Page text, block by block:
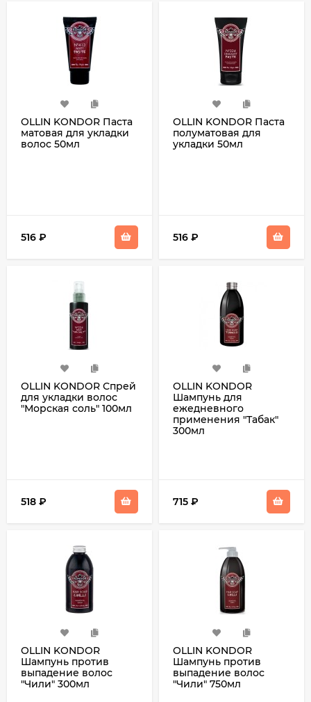
OLLIN KONDOR Паста
матовая для укладки
волос 50мл
516 ₽
OLLIN KONDOR Паста
полуматовая для
укладки 50мл
516 ₽
OLLIN KONDOR Спрей
для укладки волос
"Морская соль" 100мл
518 ₽
OLLIN KONDOR
Шампунь для
ежедневного
применения "Табак"
300мл
715 ₽
OLLIN KONDOR
Шампунь против
выпадение волос
"Чили" 300мл
OLLIN KONDOR
Шампунь против
выпадение волос
"Чили" 750мл